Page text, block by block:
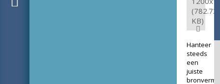
(782.73
KB)
Hanteer
steeds
een
juiste